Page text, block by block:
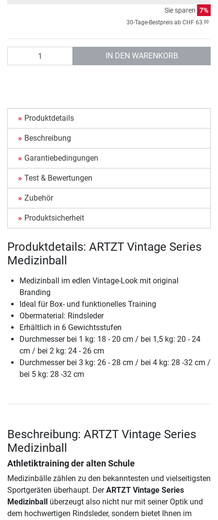
Sie sparen 7%
30-Tage-Bestpreis ab CHF 63.00
IN DEN WARENKORB
Produktdetails
Beschreibung
Garantiebedingungen
Test & Bewertungen
Zubehör
Produktsicherheit
Produktdetails: ARTZT Vintage Series
Medizinball
Medizinball im edlen Vintage-Look mit original
Branding
Ideal für Box- und funktionelles Training
Obermaterial: Rindsleder
Erhältlich in 6 Gewichtsstufen
Durchmesser bei 1 kg: 18 - 20 cm / bei 1,5 kg: 20 - 24
cm / bei 2 kg: 24 - 26 cm
Durchmesser bei 3 kg: 26 - 28 cm / bei 4 kg: 28 -32 cm /
bei 5 kg: 28 -32 cm
Beschreibung: ARTZT Vintage Series
Medizinball
Athletiktraining der alten Schule
Medizinbälle zählen zu den bekanntesten und vielseitigsten
Sportgeräten überhaupt. DerARTZT Vintage Series
Medizinball
überzeugt also nicht nur mit seiner Optik und
dem hochwertigen Rindsleder, sondern bietet Ihnen im